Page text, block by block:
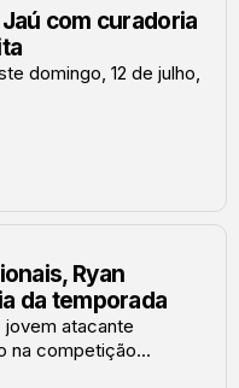
com curadoria
domingo, 12 de julho,
Ryan
da temporada
atacante
na competição...